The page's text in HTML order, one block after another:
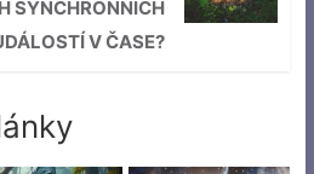
SYNCHRONNÍCH
V ČASE?